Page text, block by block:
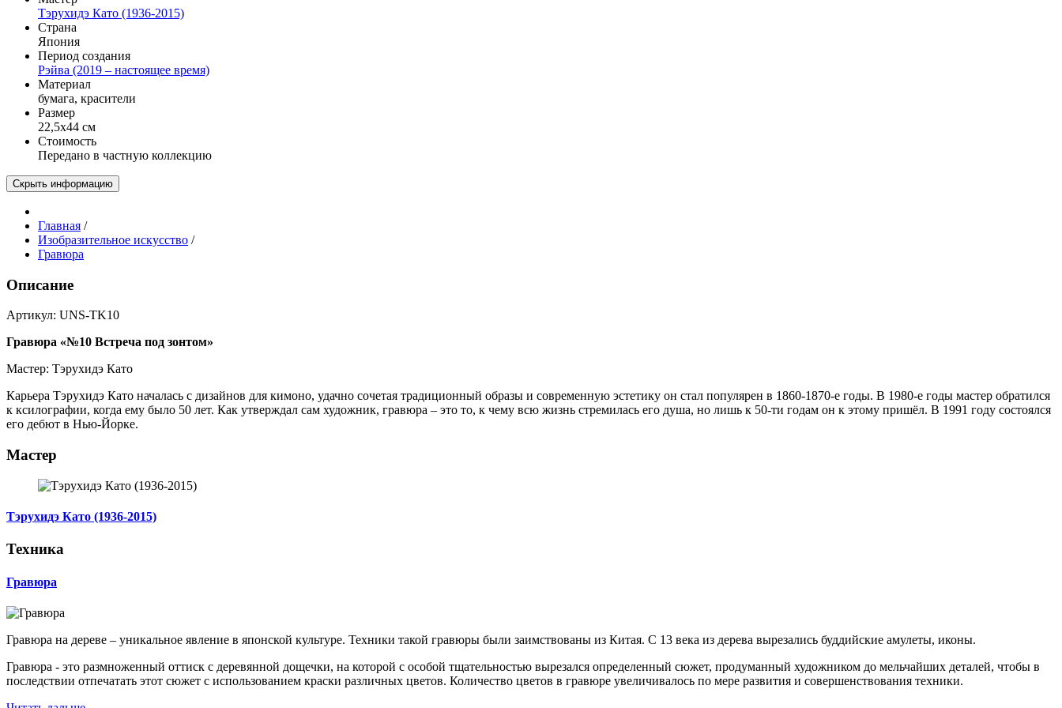
Тэрухидэ Като (1936-2015)
Страна
Япония
Период создания
Рэйва (2019 – настоящее время)
Материал
бумага, красители
Размер
22,5х44 см
Стоимость
Передано в частную коллекцию
Скрыть информацию
Главная /
Изобразительное искусство /
Гравюра
Описание
Артикул: UNS-TK10
Гравюра «№10 Встреча под зонтом»
Мастер: Тэрухидэ Като
Карьера Тэрухидэ Като началась с дизайнов для кимоно, удачно сочетая традиционный образы и современную эстетику он стал популярен в 1860-1870-е годы. В 1980-е годы мастер обратился
к ксилографии, когда ему было 50 лет. Как утверждал сам художник, гравюра – это то, к чему всю жизнь стремилась его душа, но лишь к 50-ти годам он к этому пришёл. В 1991 году состоялся
его дебют в Нью-Йорке.
Мастер
Тэрухидэ Като (1936-2015)
Техника
Гравюра
Гравюра на дереве – уникальное явление в японской культуре. Техники такой гравюры были заимствованы из Китая. С 13 века из дерева вырезались буддийские амулеты, иконы.
Гравюра - это размноженный оттиск с деревянной дощечки, на которой с особой тщательностью вырезался определенный сюжет, продуманный художником до мельчайших деталей, чтобы в
последствии отпечатать этот сюжет с использованием краски различных цветов. Количество цветов в гравюре увеличивалось по мере развития и совершенствования техники.